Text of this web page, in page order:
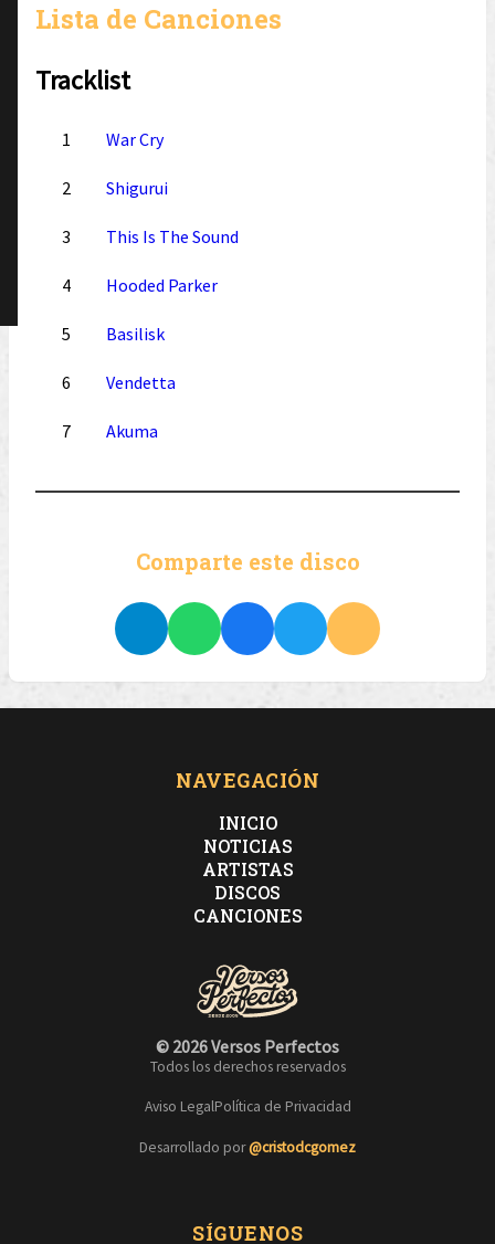
Lista de Canciones
Tracklist
1 War Cry
2 Shigurui
3 This Is The Sound
4 Hooded Parker
5 Basilisk
6 Vendetta
7 Akuma
Comparte este disco
NAVEGACIÓN
INICIO
NOTICIAS
ARTISTAS
DISCOS
CANCIONES
© 2026 Versos Perfectos
Todos los derechos reservados
Aviso LegalPolítica de Privacidad
Desarrollado por@cristodcgomez
SÍGUENOS